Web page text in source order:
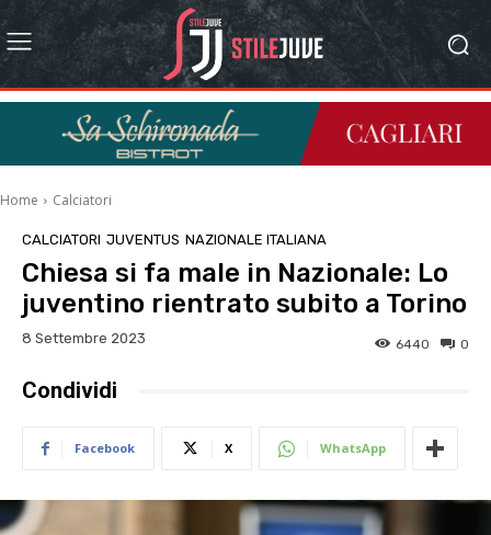
Home Calciatori
CALCIATORI JUVENTUS NAZIONALE ITALIANA
Chiesa si fa male in Nazionale: Lo
juventino rientrato subito a Torino
8 Settembre 2023 0
6440
Condividi
Facebook X WhatsApp